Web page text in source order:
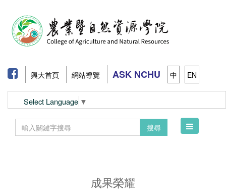
興大首頁 網站導覽 ASK NCHU 中 EN
Select Language ▼
搜尋
Toggle
成果榮耀